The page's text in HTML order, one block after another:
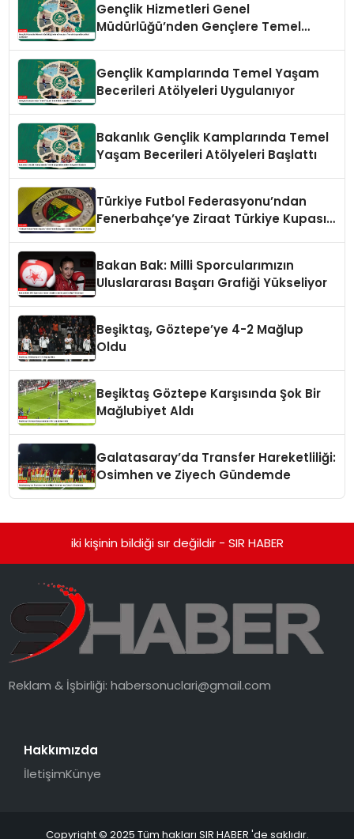
Gençlik Hizmetleri Genel
Müdürlüğü’nden Gençlere Temel
Gençlik Kamplarında Temel Yaşam
Becerileri Atölyeleri Uygulanıyor
Bakanlık Gençlik Kamplarında Temel
Yaşam Becerileri Atölyeleri Başlattı
Türkiye Futbol Federasyonu’ndan
Fenerbahçe’ye Ziraat Türkiye Kupası
Bakan Bak: Milli Sporcularımızın
Uluslararası Başarı Grafiği Yükseliyor
Beşiktaş, Göztepe’ye 4-2 Mağlup
Oldu
Beşiktaş Göztepe Karşısında Şok Bir
Mağlubiyet Aldı
Galatasaray’da Transfer Hareketliliği:
Osimhen ve Ziyech Gündemde
iki kişinin bildiği sır değildir - SIR HABER
Reklam & İşbirliği:habersonuclari@gmail.com
Hakkımızda
İletişimKünye
Copyright © 2025 Tüm hakları SIR HABER 'de saklıdır.